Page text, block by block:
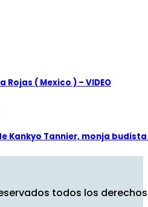
( Mexico ) – VIDEO
Kankyo Tannier, monja
todos los